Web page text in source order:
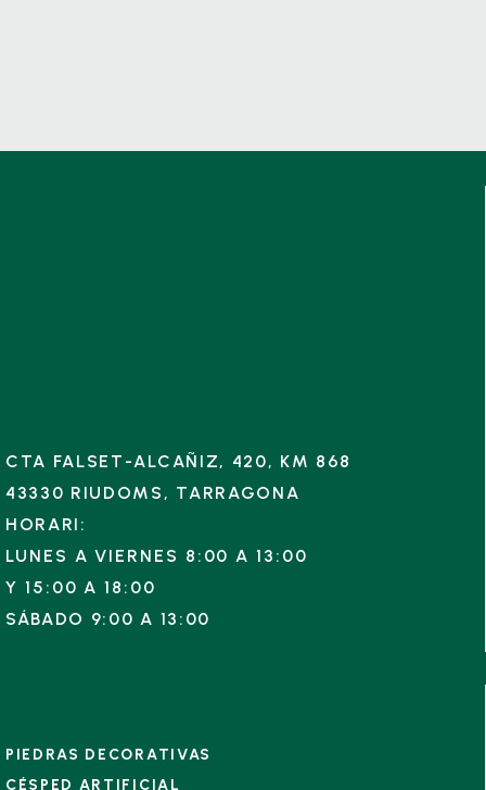
CTA FALSET-ALCAÑIZ, 420, KM 868
43330 RIUDOMS, TARRAGONA
HORARI:
LUNES A VIERNES 8:00 A 13:00
Y 15:00 A 18:00
SÁBADO 9:00 A 13:00
PIEDRAS DECORATIVAS
CÉSPED ARTIFICIAL